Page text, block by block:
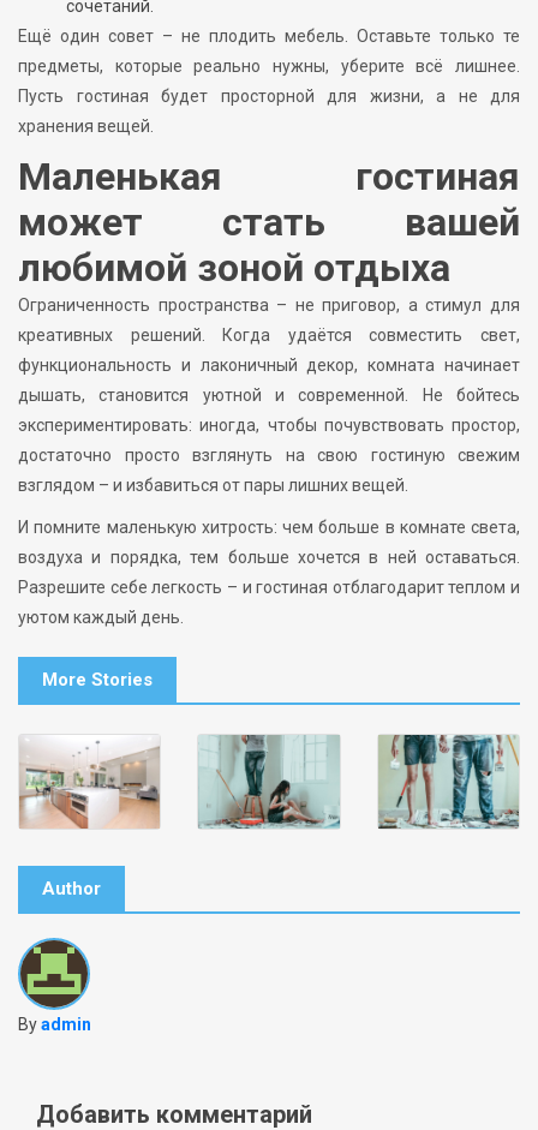
сочетаний.
Ещё один совет – не плодить мебель. Оставьте только те
предметы, которые реально нужны, уберите всё лишнее.
Пусть гостиная будет просторной для жизни, а не для
хранения вещей.
Маленькая гостиная
может стать вашей
любимой зоной отдыха
Ограниченность пространства – не приговор, а стимул для
креативных решений. Когда удаётся совместить свет,
функциональность и лаконичный декор, комната начинает
дышать, становится уютной и современной. Не бойтесь
экспериментировать: иногда, чтобы почувствовать простор,
достаточно просто взглянуть на свою гостиную свежим
взглядом – и избавиться от пары лишних вещей.
И помните маленькую хитрость: чем больше в комнате света,
воздуха и порядка, тем больше хочется в ней оставаться.
Разрешите себе легкость – и гостиная отблагодарит теплом и
уютом каждый день.
More Stories
Author
Byadmin
Добавить комментарий